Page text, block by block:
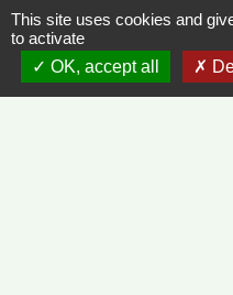
Contact
This site uses cookies and
to activate
OK, accept all